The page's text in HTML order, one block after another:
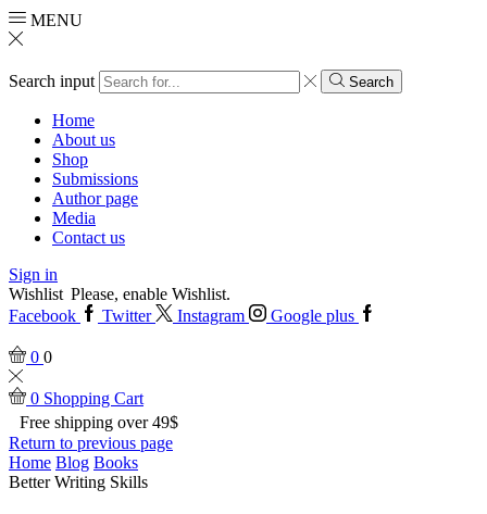
MENU
Search input Search
Home
About us
Shop
Submissions
Author page
Media
Contact us
Sign in
Wishlist Please, enable Wishlist.
Facebook
Twitter Instagram Google plus
0 0
0 Shopping Cart
Free shipping over 49$
Return to previous page
Home Blog Books
Better Writing Skills